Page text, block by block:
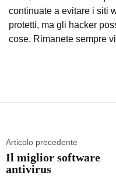
continuate a evitare i siti
protetti, ma gli hacker
cose. Rimanete sempre
Articolo precedente
Il miglior software
antivirus